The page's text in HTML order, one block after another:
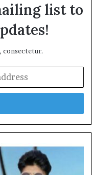
list to
consectetur.